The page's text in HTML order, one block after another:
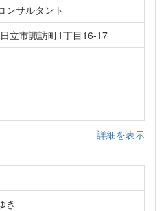
ンサルタント
立市諏訪町1丁目16-17
詳細を表示
き